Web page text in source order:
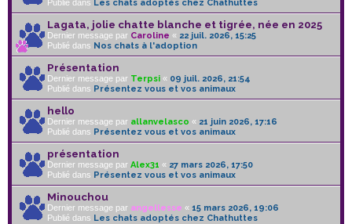
Publié dans Les chats adoptés chez Chathuttes
Lagata, jolie chatte blanche et tigrée, née en 2025
Dernier message par Caroline « 22 juil. 2026, 15:25
Publié dans Nos chats à l'adoption
Présentation
Dernier message par Terpsi « 09 juil. 2026, 21:54
Publié dans Présentez vous et vos animaux
hello
Dernier message par allanvelasco « 21 juin 2026, 17:16
Publié dans Présentez vous et vos animaux
présentation
Dernier message par Alex31 « 27 mars 2026, 17:50
Publié dans Présentez vous et vos animaux
Minouchou
Dernier message par angellesse « 15 mars 2026, 19:06
Publié dans Les chats adoptés chez Chathuttes